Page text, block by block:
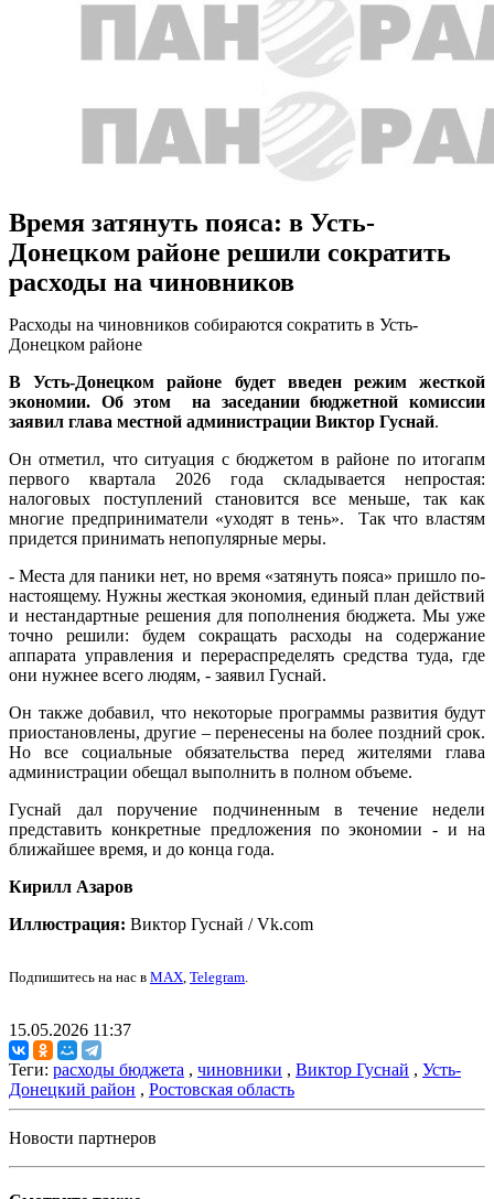
Время затянуть пояса: в Усть-
Донецком районе решили сократить
расходы на чиновников
Расходы на чиновников собираются сократить в Усть-
Донецком районе
В Усть-Донецком районе будет введен режим жесткой
экономии. Об этом на заседании бюджетной комиссии
заявил глава местной администрации Виктор Гуснай.
Он отметил, что ситуация с бюджетом в районе по итогапм
первого квартала 2026 года складывается непростая:
налоговых поступлений становится все меньше, так как
многие предприниматели «уходят в тень». Так что властям
придется принимать непопулярные меры.
- Места для паники нет, но время «затянуть пояса» пришло по-
настоящему. Нужны жесткая экономия, единый план действий
и нестандартные решения для пополнения бюджета. Мы уже
точно решили: будем сокращать расходы на содержание
аппарата управления и перераспределять средства туда, где
они нужнее всего людям, - заявил Гуснай.
Он также добавил, что некоторые программы развития будут
приостановлены, другие – перенесены на более поздний срок.
Но все социальные обязательства перед жителями глава
администрации обещал выполнить в полном объеме.
Гуснай дал поручение подчиненным в течение недели
представить конкретные предложения по экономии - и на
ближайшее время, и до конца года.
Кирилл Азаров
Иллюстрация: Виктор Гуснай / Vk.com
Подпишитесь на нас в MAX, Telegram.
15.05.2026 11:37
Теги: расходы бюджета , чиновники , Виктор Гуснай , Усть-
Донецкий район , Ростовская область
Новости партнеров